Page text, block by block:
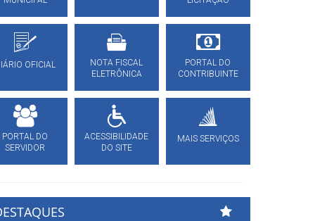
OFICIAL
NOTA FISCAL
ELETRÔNICA
PORTAL DO
CONTRIBUINTE
PORTAL DO
SERVIDOR
ACESSIBILIDADE
DO SITE
MAIS SERVIÇOS